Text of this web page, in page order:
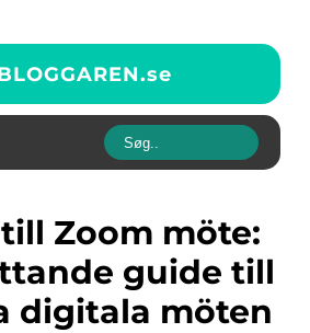
se
guide till
digitala möten